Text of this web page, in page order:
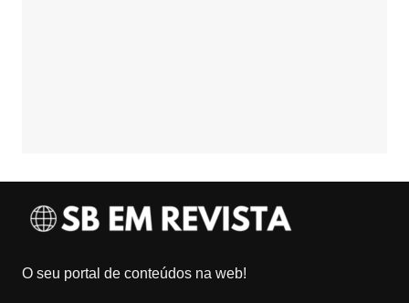
O seu portal de conteúdos na web!